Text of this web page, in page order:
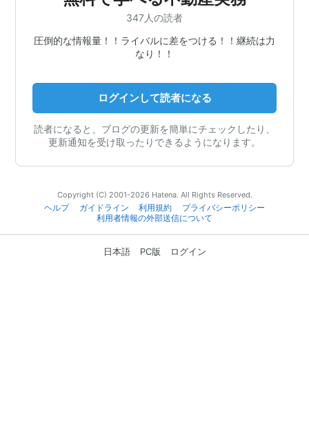
347人の読者
圧倒的な情報量！！ライバルに差をつける！！継続は力
なり！！
ログインして読者になる
読者になると、ブログの更新を簡単にチェックしたり、
更新通知を受け取ったりできるようになります。
Copyright (C) 2001-2026 Hatena. All Rights Reserved.
ヘルプ
ガイドライン 利用規約
プライバシーポリシー
利用者情報の外部送信について
日本語 PC版 ログイン